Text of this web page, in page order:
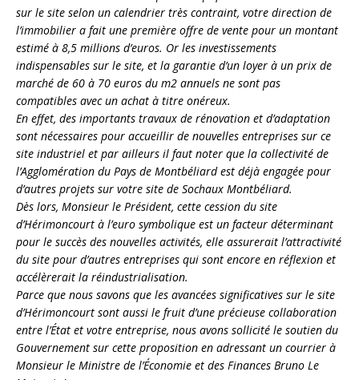
sur le site selon un calendrier très contraint, votre direction de
l’immobilier a fait une première offre de vente pour un montant
estimé à 8,5 millions d’euros. Or les investissements
indispensables sur le site, et la garantie d’un loyer à un prix de
marché de 60 à 70 euros du m2 annuels ne sont pas
compatibles avec un achat à titre onéreux.
En effet, des importants travaux de rénovation et d’adaptation
sont nécessaires pour accueillir de nouvelles entreprises sur ce
site industriel et par ailleurs il faut noter que la collectivité de
l’Agglomération du Pays de Montbéliard est déjà engagée pour
d’autres projets sur votre site de Sochaux Montbéliard.
Dès lors, Monsieur le Président, cette cession du site
d’Hérimoncourt à l’euro symbolique est un facteur déterminant
pour le succès des nouvelles activités, elle assurerait l’attractivité
du site pour d’autres entreprises qui sont encore en réflexion et
accélèrerait la réindustrialisation.
Parce que nous savons que les avancées significatives sur le site
d’Hérimoncourt sont aussi le fruit d’une précieuse collaboration
entre l’État et votre entreprise, nous avons sollicité le soutien du
Gouvernement sur cette proposition en adressant un courrier à
Monsieur le Ministre de l’Économie et des Finances Bruno Le